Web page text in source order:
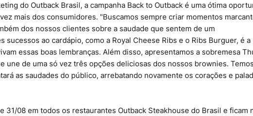
do Outback Brasil, a campanha Back to Outback é uma ótima
mais dos consumidores. "Buscamos sempre criar momentos
dos nossos clientes sobre a saudade que sentem de um
ao cardápio, como a Royal Cheese Ribs e o Ribs Burguer, é a
essas boas lembranças. Além disso, apresentamos a sobremesa
une de uma só vez três opções deliciosas dos nossos brownies. Temos
as saudades do público, arrebatando novamente os corações e
31/08 em todos os restaurantes Outback Steakhouse do Brasil e ficam